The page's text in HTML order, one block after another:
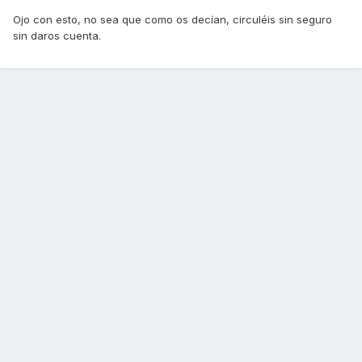
Ojo con esto, no sea que como os decían, circuléis sin seguro
sin daros cuenta.